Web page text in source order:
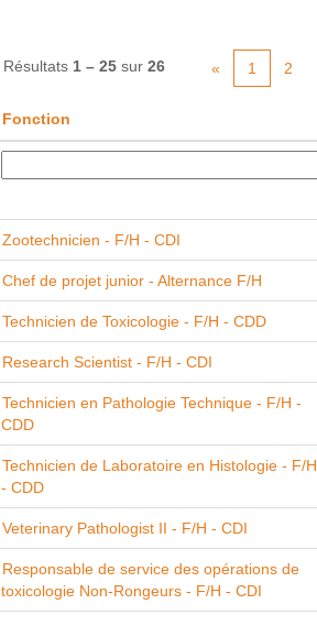
Résultats 1 – 25 sur 26 « 1 2
Fonction
Zootechnicien - F/H - CDI
Chef de projet junior - Alternance F/H
Technicien de Toxicologie - F/H - CDD
Research Scientist - F/H - CDI
Technicien en Pathologie Technique - F/H -
CDD
Technicien de Laboratoire en Histologie - F/H
- CDD
Veterinary Pathologist II - F/H - CDI
Responsable de service des opérations de
toxicologie Non-Rongeurs - F/H - CDI